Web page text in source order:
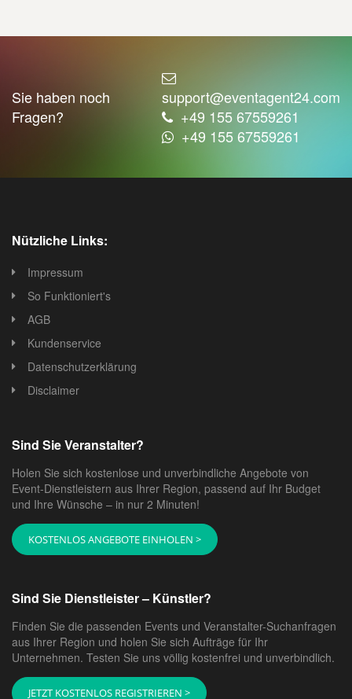
Sie haben noch
Fragen?
support@eventagent24.com
+49 155 67559261
+49 155 67559261
Nützliche Links:
Impressum
So Funktioniert's
AGB
Kundenservice
Datenschutzerklärung
Disclaimer
Sind Sie Veranstalter?
Holen Sie sich kostenlose und unverbindliche Angebote von
Event-Dienstleistern aus Ihrer Region, passend auf Ihr Budget
und Ihre Wünsche – in nur 2 Minuten!
KOSTENLOS ANGEBOTE EINHOLEN >
Sind Sie Dienstleister – Künstler?
Finden Sie die passenden Events und Veranstalter-Suchanfragen
aus Ihrer Region und holen Sie sich Aufträge für Ihr
Unternehmen. Testen Sie uns völlig kostenfrei und unverbindlich.
JETZT KOSTENLOS REGISTRIEREN >